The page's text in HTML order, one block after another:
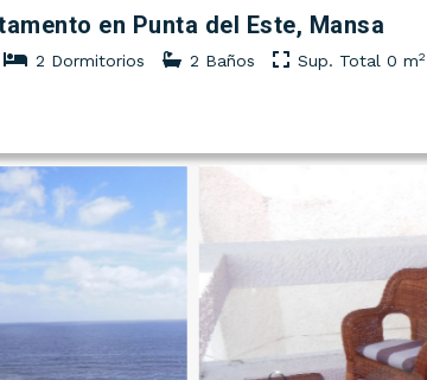
en Punta del Este, Mansa
2 Dormitorios 2 Baños Sup. Total 0 m2